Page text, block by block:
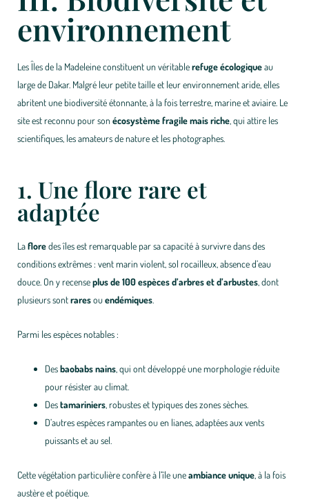
environnement
Les Îles de la Madeleine constituent un véritablerefuge écologiqueau
large de Dakar. Malgré leur petite taille et leur environnement aride, elles
abritent une biodiversité étonnante, à la fois terrestre, marine et aviaire. Le
site est reconnu pour sonécosystème fragile mais riche , qui attire les
scientifiques, les amateurs de nature et les photographes.
1. Une flore rare et
adaptée
Lafloredes îles est remarquable par sa capacité à survivre dans des
conditions extrêmes : vent marin violent, sol rocailleux, absence d’eau
douce. On y recenseplus de 100 espèces d’arbres et d’arbustes , dont
plusieurs sontraresouendémiques
Parmi les espèces notables :
Desbaobabs nains , qui ont développé une morphologie réduite
pour résister au climat.
Destamariniers , robustes et typiques des zones sèches.
D’autres espèces rampantes ou en lianes, adaptées aux vents
puissants et au sel.
Cette végétation particulière confère à l’île uneambiance unique , à la fois
austère et poétique.